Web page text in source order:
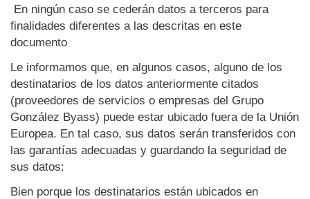
En ningún caso se cederán datos a terceros para
finalidades diferentes a las descritas en este
documento
Le informamos que, en algunos casos, alguno de los
destinatarios de los datos anteriormente citados
(proveedores de servicios o empresas del Grupo
González Byass) puede estar ubicado fuera de la Unión
Europea. En tal caso, sus datos serán transferidos con
las garantías adecuadas y guardando la seguridad de
sus datos:
Bien porque los destinatarios están ubicados en